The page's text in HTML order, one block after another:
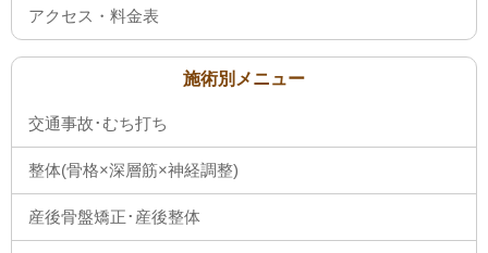
施術別メニュー
交通事故･むち打ち
整体(骨格×深層筋×神経調整)
産後骨盤矯正･産後整体